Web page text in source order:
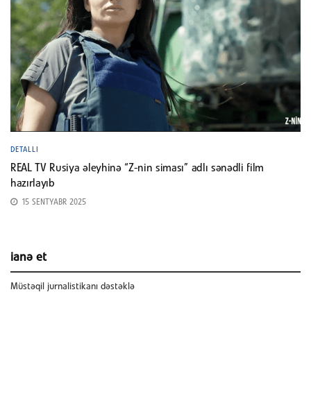
DETALLI
REAL TV Rusiya əleyhinə “Z-nin siması” adlı sənədli film
hazırlayıb
15 SENTYABR 2025
ianə et
Müstəqil jurnalistikanı dəstəklə